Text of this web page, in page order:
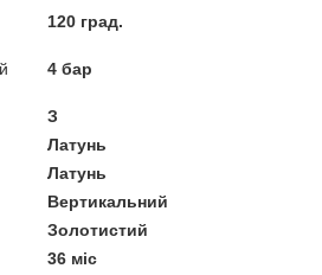
120 град.
4 бар
З
Латунь
Латунь
Вертикальний
Золотистий
36 міс